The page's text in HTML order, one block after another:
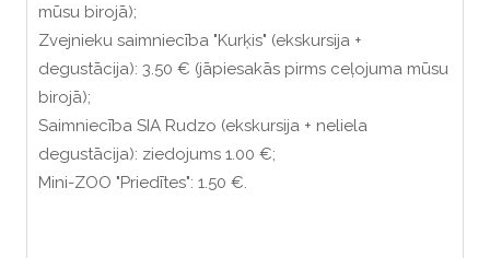
mūsu birojā);
Zvejnieku saimniecība "Kurķis" (ekskursija +
degustācija): 3.50 € (jāpiesakās pirms ceļojuma mūsu
birojā);
Saimniecība SIA Rudzo (ekskursija + neliela
degustācija): ziedojums 1.00 €;
Mini-ZOO "Priedītes": 1.50 €.